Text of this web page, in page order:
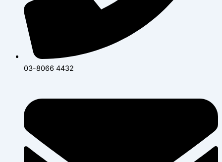
03-8066 4432